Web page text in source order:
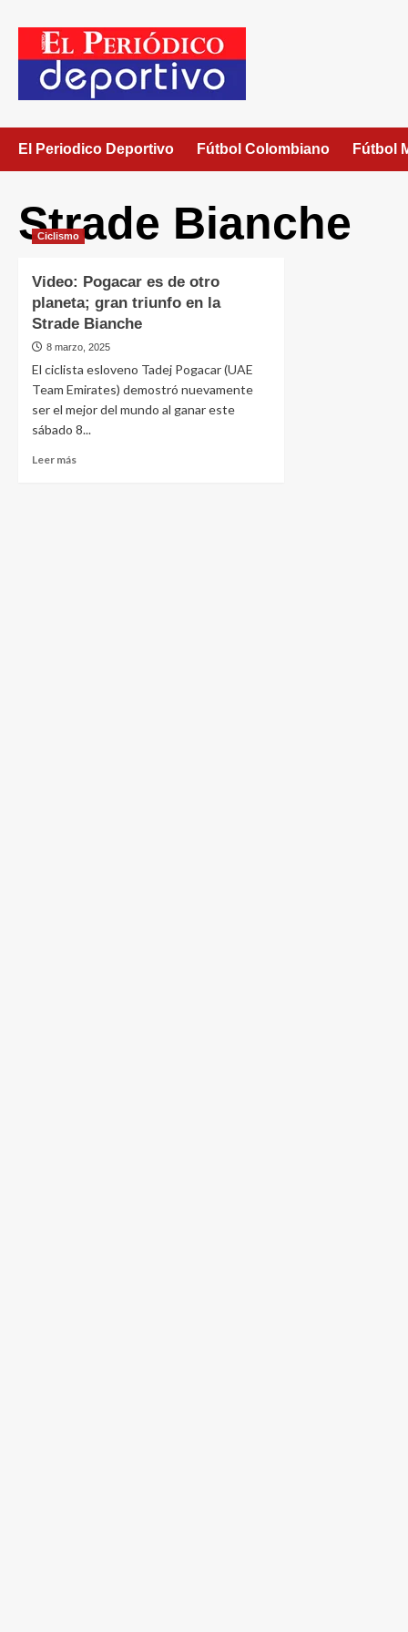
El Periodico Deportivo Fútbol Colombiano Fútbol
Strade Bianche
Ciclismo
Video: Pogacar es de otro
planeta; gran triunfo en la
Strade Bianche
8 marzo, 2025
El ciclista esloveno Tadej Pogacar (UAE
Team Emirates) demostró nuevamente
ser el mejor del mundo al ganar este
sábado 8...
Leer más